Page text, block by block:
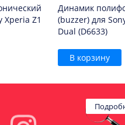
Xperia Z1
Динамик
(buzzer) для
Dual (D6633)
В корзину